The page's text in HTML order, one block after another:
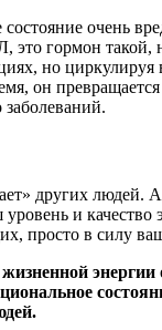
очень
гормон такой,
но
он
заболеваний.
других людей.
и качество
просто в силу
энергии